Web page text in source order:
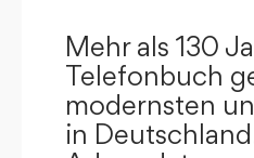
Mehr als 130
Telefonbuch
modernsten
in